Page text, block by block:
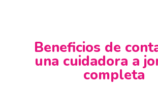
Beneficios de
una cuidadora a
completa